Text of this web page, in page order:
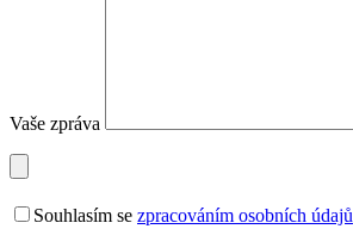
Vaše zpráva
Souhlasím se zpracováním osobních údajů